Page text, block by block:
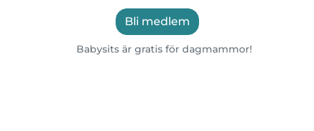
Bli medlem
Babysits är gratis för dagmammor!